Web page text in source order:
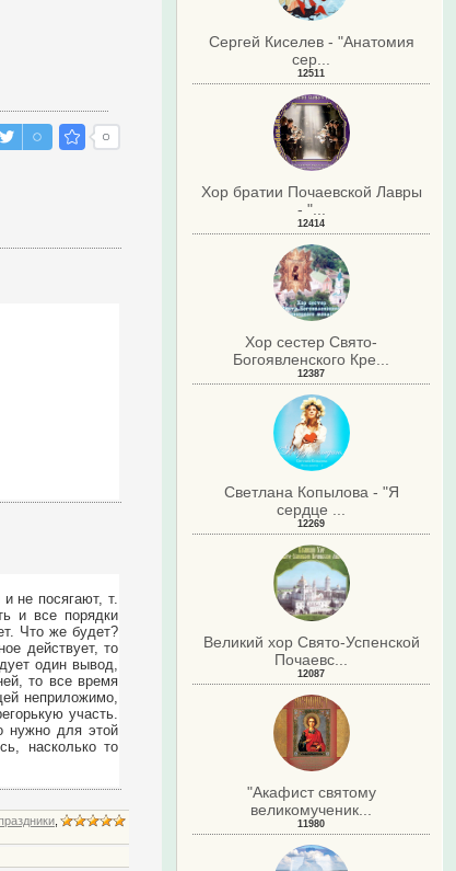
Сергей Киселев - "Анатомия
сер...
12511
Хор братии Почаевской Лавры
- "...
12414
Хор сестер Свято-
Богоявленского Кре...
12387
Светлана Копылова - "Я
сердце ...
12269
Великий хор Свято-Успенской
Почаевс...
12087
"Акафист святому
великомученик...
11980
не посягают, т.
и все порядки
Что же будет?
действует, то
один вывод,
то все время
неприложимо,
участь.
нужно для этой
насколько то
,